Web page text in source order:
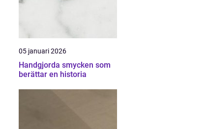
05 januari 2026
Handgjorda smycken som
berättar en historia